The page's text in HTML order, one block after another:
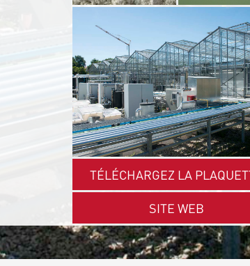
SITE WEB
TÉLÉCHARGEZ LA